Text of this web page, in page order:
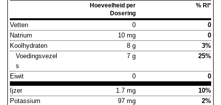
Hoeveelheid per
Dosering
% RI*
Vetten 0
0
Natrium
10 mg
0
Koolhydraten
8 g
3%
Voedingsvezel
s
7 g 25%
Eiwit 0
0
Ijzer
1.7 mg
10%
Potassium
97 mg 2%